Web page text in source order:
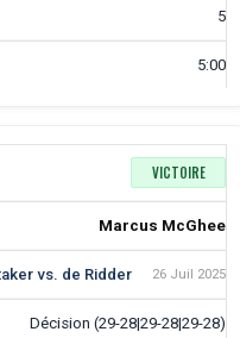
5
5:00
VICTOIRE
Marcus McGhee
vs. de Ridder 26 Juil 2025
Décision (29-28|29-28|29-28)